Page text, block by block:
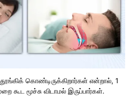
கொண்டிருக்கிறார்கள் என்றால், 1
கூட மூச்சு விடாமல் இருப்பார்கள்.